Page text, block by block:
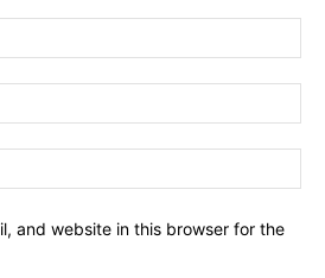
and website in this browser for the